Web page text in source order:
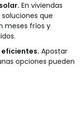
En viviendas
que
meses fríos y
eficientes. Apostar
opciones pueden